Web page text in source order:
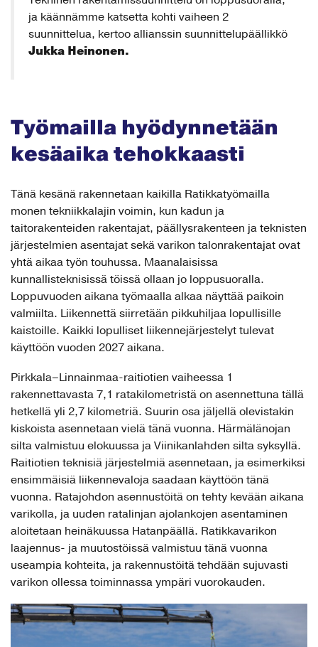
ja käännämme katsetta kohti vaiheen 2
suunnittelua, kertoo allianssin suunnittelupäällikkö
Jukka Heinonen.
Työmailla hyödynnetään
kesäaika tehokkaasti
Tänä kesänä rakennetaan kaikilla Ratikkatyömailla
monen tekniikkalajin voimin, kun kadun ja
taitorakenteiden rakentajat, päällysrakenteen ja teknisten
järjestelmien asentajat sekä varikon talonrakentajat ovat
yhtä aikaa työn touhussa. Maanalaisissa
kunnallisteknisissä töissä ollaan jo loppusuoralla.
Loppuvuoden aikana työmaalla alkaa näyttää paikoin
valmiilta. Liikennettä siirretään pikkuhiljaa lopullisille
kaistoille. Kaikki lopulliset liikennejärjestelyt tulevat
käyttöön vuoden 2027 aikana.
Pirkkala–Linnainmaa-raitiotien vaiheessa 1
rakennettavasta 7,1 ratakilometristä on asennettuna tällä
hetkellä yli 2,7 kilometriä. Suurin osa jäljellä olevistakin
kiskoista asennetaan vielä tänä vuonna. Härmälänojan
silta valmistuu elokuussa ja Viinikanlahden silta syksyllä.
Raitiotien teknisiä järjestelmiä asennetaan, ja esimerkiksi
ensimmäisiä liikennevaloja saadaan käyttöön tänä
vuonna. Ratajohdon asennustöitä on tehty kevään aikana
varikolla, ja uuden ratalinjan ajolankojen asentaminen
aloitetaan heinäkuussa Hatanpäällä. Ratikkavarikon
laajennus- ja muutostöissä valmistuu tänä vuonna
useampia kohteita, ja rakennustöitä tehdään sujuvasti
varikon ollessa toiminnassa ympäri vuorokauden.